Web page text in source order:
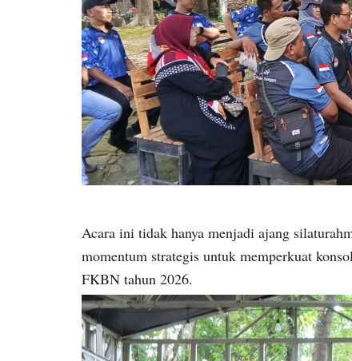
Acara ini tidak hanya menjadi ajang
momentum strategis untuk memperkuat
FKBN tahun 2026.